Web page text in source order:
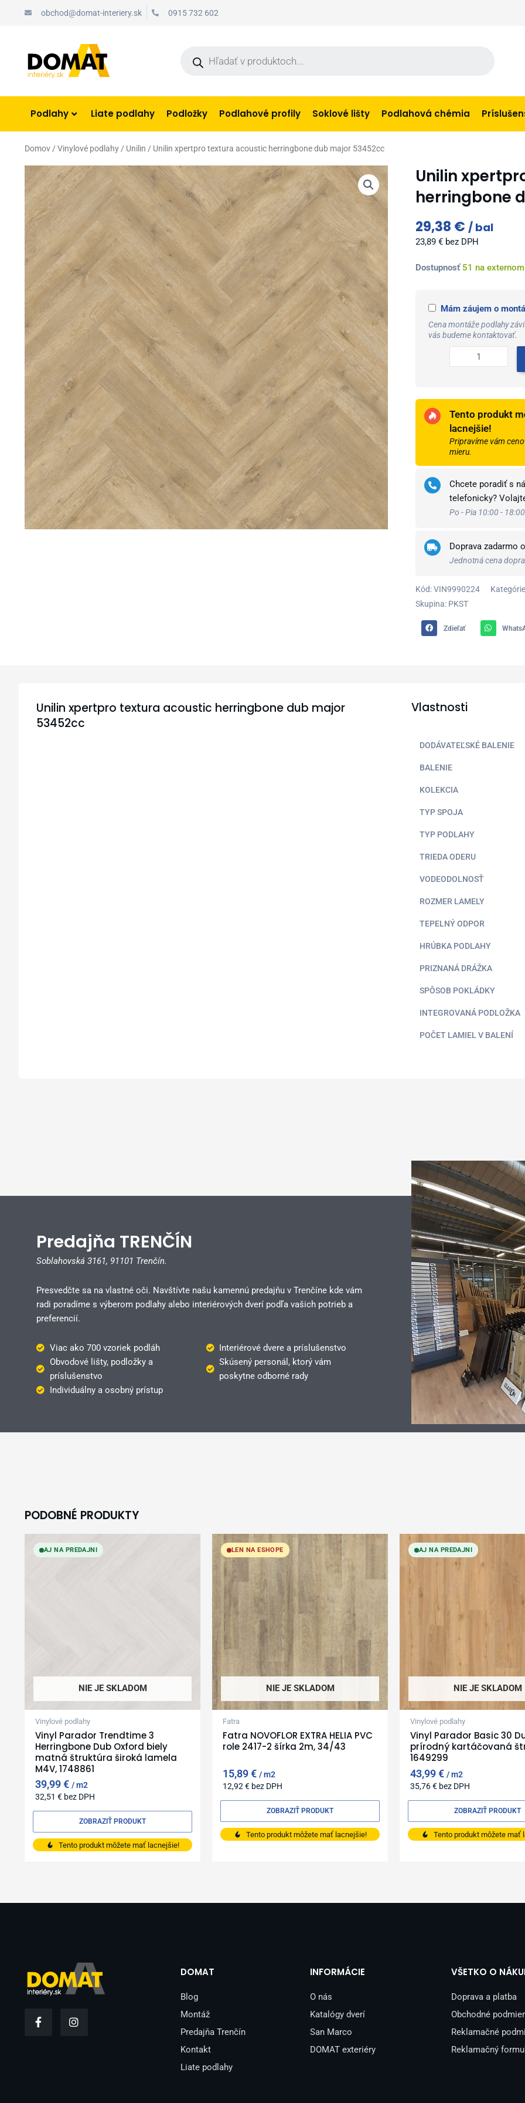
obchod@domat-interiery.sk 0915 732 602
Podlahy Liate podlahy Podložky Podlahové profily Soklové lišty Podlahová chémia
Domov / Vinylové podlahy / Unilin / Unilin xpertpro textura acoustic herringbone dub major 53452cc
Unilin
herringbone
29,38 € bal
23,89 € bez DPH
Dostupnosť 51 na
Cena montáže podlahy
vás budeme kontaktovať.
Mám záujem o
množstvo
textura
acoustic
herringbone
Tento produkt
lacnejšie!
Pripravíme vám
mieru.
Chcete poradiť s
telefonicky?
Po - Pia 10:00 -
Doprava zadarmo
Jednotná cena
Kód:VIN9990224
Skupina: PKST
Zdieľať
Unilin xpertpro textura acoustic herringbone dub major
53452cc
Vlastnosti
DODÁVATEĽSKÉ BALENIE
BALENIE
KOLEKCIA
TYP SPOJA
TYP PODLAHY
TRIEDA ODERU
VODEODOLNOSŤ
ROZMER LAMELY
TEPELNÝ ODPOR
HRÚBKA PODLAHY
PRIZNANÁ DRÁŽKA
SPÔSOB POKLÁDKY
INTEGROVANÁ PODLOŽKA
POČET LAMIEL V BALENÍ
Predajňa TRENČÍN
Soblahovská 3161, 91101 Trenčín.
Presvedčte sa na vlastné oči. Navštívte našu kamennú predajňu v Trenčíne kde vám
radi poradíme s výberom podlahy alebo interiérových dverí podľa vašich potrieb a
preferencií.
Viac ako 700 vzoriek podláh
Interiérové dvere a príslušenstvo
Obvodové lišty, podložky a
príslušenstvo
Skúsený personál, ktorý vám
poskytne odborné rady
Individuálny a osobný prístup
PODOBNÉ PRODUKTY
AJ NA PREDAJNI
NIE JE SKLADOM
Vinylové podlahy
Vinyl Parador Trendtime 3
Herringbone Dub Oxford biely
matná štruktúra široká lamela
M4V, 1748861
39,99€ m2
32,51 € bez DPH
Tento produkt môžete mať lacnejšie!
ZOBRAZIŤ PRODUKT
LEN NA ESHOPE
NIE JE SKLADOM
Fatra
Fatra NOVOFLOR EXTRA HELIA PVC
role 2417-2 šírka 2m, 34/43
15,89€ m2
12,92 € bez DPH
Tento produkt môžete mať lacnejšie!
ZOBRAZIŤ PRODUKT
AJ NA PREDAJNI
NIE JE SKLADOM
Vinylové podlahy
Vinyl Parador Basic 30
prírodný kartáčovaná
1649299
43,99€ m2
35,76€ bez DPH
Tento produkt môžete mať
ZOBRAZIŤ PRODUKT
a
n
DOMAT
Blog
Montáž
Predajňa Trenčín
Kontakt
Liate podlahy
INFORMÁCIE
O nás
Katalógy dverí
San Marco
DOMAT exteriéry
VŠETKO O
Doprava a platba
Obchodné
Reklamačné
Reklamačný